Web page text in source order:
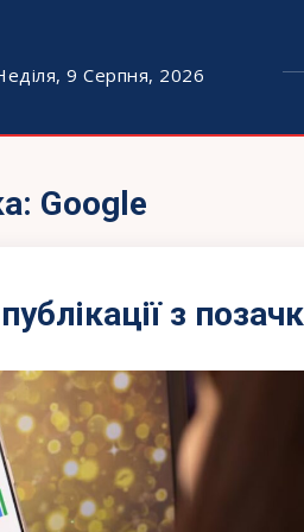
9 Серпня, 2026
Google
з